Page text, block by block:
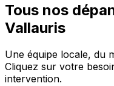
Tous nos
Vallauris
Une équipe locale, du
Cliquez sur votre
intervention.